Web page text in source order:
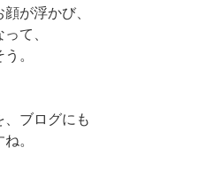
が浮かび、
て、
。
、ブログにも
。